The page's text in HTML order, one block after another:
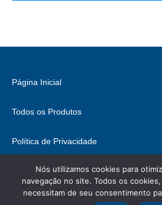
Página Inicial
Todos os Produtos
Política de Privacidade
Fale Conosco
© 2026 Brasil Hobbies - WordPress Theme by
Nós utilizamos cookies para
navegação no site. Todos os
necessitam de seu consentimento